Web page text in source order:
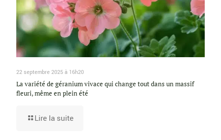
22 septembre 2025 à 16h20
La variété de géranium vivace qui change tout dans un massif
fleuri, même en plein été
Lire la suite